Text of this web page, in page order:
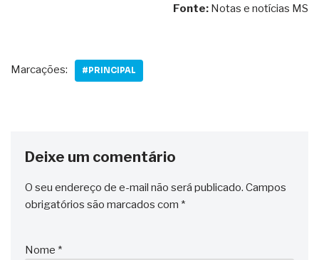
Fonte: Notas e notícias MS
Marcações: #PRINCIPAL
Deixe um comentário
O seu endereço de e-mail não será publicado. Campos
obrigatórios são marcados com *
Nome *